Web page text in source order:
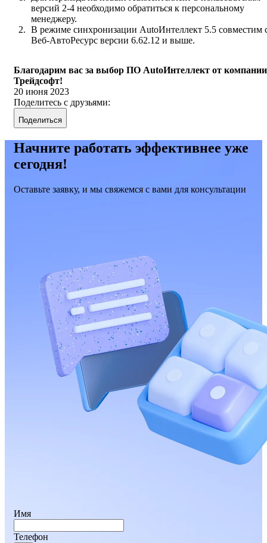
версий 2-4 необходимо обратиться к персональному
менеджеру.
В режиме синхронизации AutoИнтеллект 5.5 совместим
Веб-АвтоРесурс версии 6.62.12 и выше.
Благодарим вас за выбор ПО AutoИнтеллект от компании
Трейдсофт!
20 июня 2023
Поделитесь с друзьями:
Поделиться
Начните работать эффективнее уже
сегодня!
Оставьте заявку, и мы свяжемся с вами для консультации
Имя
Телефон